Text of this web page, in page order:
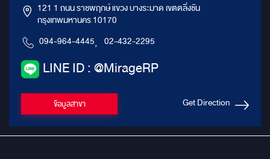
121 1 ถนน ราชพฤกษ์ แขวง บางระมาด เขตตลิ่งชัน
กรุงเทพมหานคร 10170
094-964-4445, 02-432-2295
LINE ID : @MirageRP
ข้อมูลสาขา Get Direction